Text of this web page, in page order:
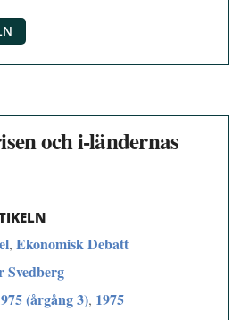
och i-ländernas
,Ekonomisk Debatt
Svedberg
(årgång 3), 1975